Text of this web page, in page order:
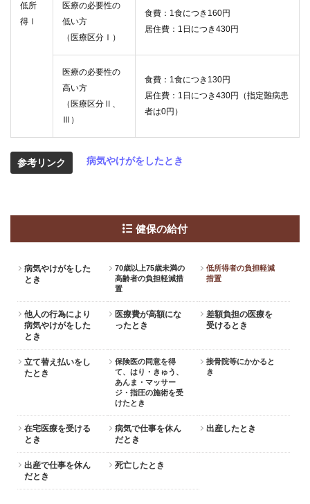
低所
得Ⅰ
医療の必要性の
低い方
（医療区分Ⅰ）
食費：1食につき160円
居住費：1日につき430円
医療の必要性の
高い方
（医療区分Ⅱ、
Ⅲ）
食費：1食につき130円
居住費：1日につき430円（指定難病患
者は0円）
参考リンク 病気やけがをしたとき
健保の給付
病気やけがをした
とき
70歳以上75歳未満の
高齢者の負担軽減措
置
低所得者の負担軽減
措置
他人の行為により
病気やけがをした
とき
医療費が高額にな
ったとき
差額負担の医療を
受けるとき
立て替え払いをし
たとき
保険医の同意を得
て、はり・きゅう、
あんま・マッサー
ジ・指圧の施術を受
けたとき
接骨院等にかかると
き
在宅医療を受ける
とき
病気で仕事を休ん
だとき
出産したとき
出産で仕事を休ん
だとき
死亡したとき